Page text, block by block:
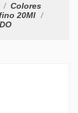
Colores
20Ml